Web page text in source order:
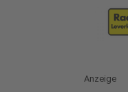
Anzeige